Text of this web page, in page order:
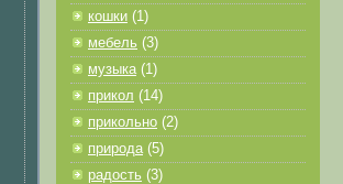
кошки (1)
мебель (3)
музыка (1)
прикол (14)
прикольно (2)
природа (5)
радость (3)